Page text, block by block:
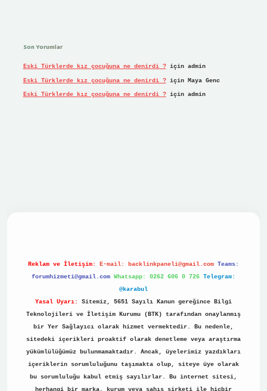
Son Yorumlar
Eski Türklerde kız çocuğuna ne denirdi ?için admin
Eski Türklerde kız çocuğuna ne denirdi ?için Maya Genc
Eski Türklerde kız çocuğuna ne denirdi ?için admin
Reklam ve İletişim: E-mail: backlinkpaneli@gmail.com
Teams:
forumhizmeti@gmail.com Whatsapp: 0262 606 0 726
Telegram:
@karabul
Yasal Uyarı:
Sitemiz, 5651 Sayılı Kanun gereğince Bilgi
Teknolojileri ve İletişim Kurumu (BTK) tarafından onaylanmış
bir Yer Sağlayıcı olarak hizmet vermektedir. Bu nedenle,
sitedeki içerikleri proaktif olarak denetleme veya araştırma
yükümlülüğümüz bulunmamaktadır. Ancak, üyelerimiz yazdıkları
içeriklerin sorumluluğunu taşımakta olup, siteye üye olarak
bu sorumluluğu kabul etmiş sayılırlar. Bu internet sitesi,